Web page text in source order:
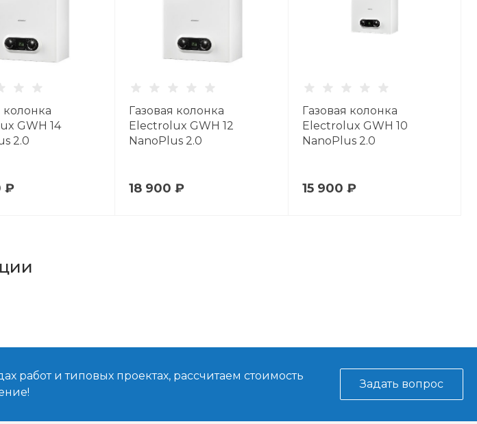
колонка
GWH 14
2.0
₽
Газовая колонка
Electrolux GWH 12
NanoPlus 2.0
18 900 ₽
Газовая колонка
Electrolux GWH 10
NanoPlus 2.0
15 900 ₽
работ и типовых проектах, рассчитаем стоимость
Задать вопрос